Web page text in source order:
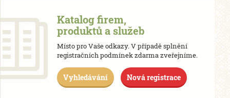
Katalog firem,
produktů a služeb
Místo pro Vaše odkazy. V případě splnění
registračních podmínek zdarma zveřejníme.
Vyhledávání Nová registrace